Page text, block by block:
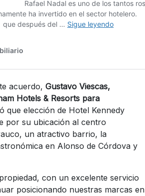
acuerdo, Gustavo Viescas,
Hotels & Resorts para
que elección de Hotel Kennedy
por su ubicación al centro
un atractivo barrio, la
en Alonso de Córdova y
con un excelente servicio
posicionando nuestras marcas en